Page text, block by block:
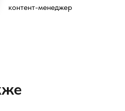
контент-менеджер